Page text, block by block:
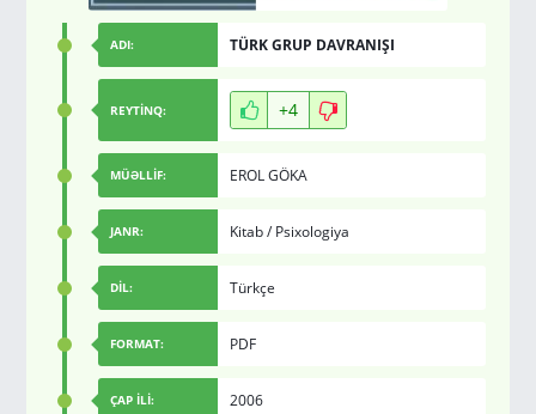
ADI: TÜRK GRUP DAVRANIŞI
REYTİNQ: +4
MÜƏLLİF: EROL GÖKA
JANR: Kitab/Psixologiya
DİL: Türkçe
FORMAT: PDF
ÇAP İLİ: 2006